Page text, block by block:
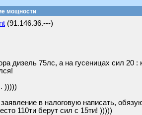
мощности
(91.146.36.---)
дизель 75лс, а на гусеницах сил 20
)))))
в налоговую написать,
110ти берут сил с 15ти! )))))